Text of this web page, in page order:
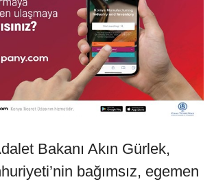
Bakanı Akın Gürlek,
bağımsız, egemen